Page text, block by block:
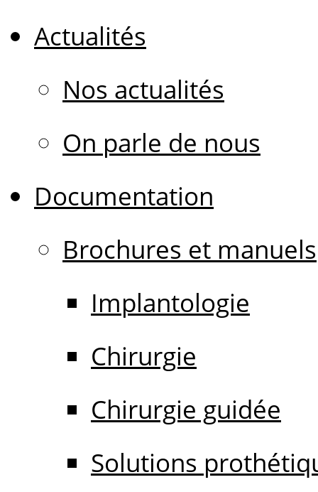
Actualités
Nos actualités
On parle de nous
Documentation
Brochures et manuels
Implantologie
Chirurgie
Chirurgie guidée
Solutions